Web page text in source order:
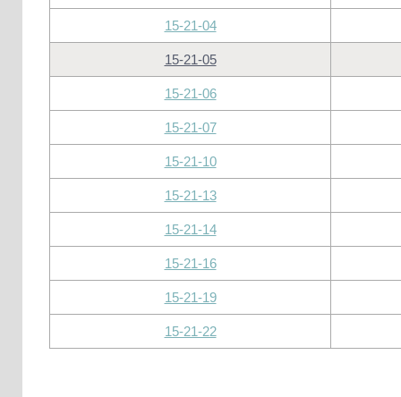
15-21-04
15-21-05
15-21-06
15-21-07
15-21-10
15-21-13
15-21-14
15-21-16
15-21-19
15-21-22